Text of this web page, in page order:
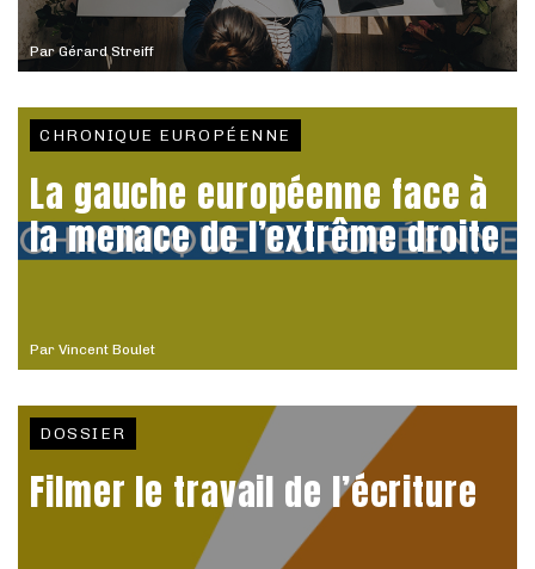
ParGérard Streiff
Par Vincent Boulet
CHRONIQUE EUROPÉENNE
La gauche européenne face à
la menace de l’extrême droite
DOSSIER
Filmer le travail de l’écriture